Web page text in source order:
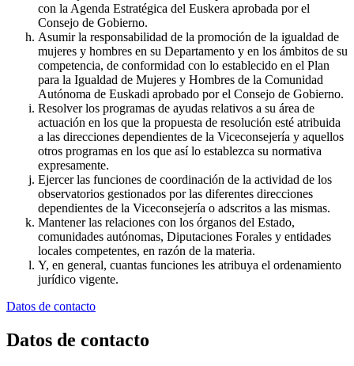
con la Agenda Estratégica del Euskera aprobada por el
Consejo de Gobierno.
Asumir la responsabilidad de la promoción de la igualdad de
mujeres y hombres en su Departamento y en los ámbitos de su
competencia, de conformidad con lo establecido en el Plan
para la Igualdad de Mujeres y Hombres de la Comunidad
Autónoma de Euskadi aprobado por el Consejo de Gobierno.
Resolver los programas de ayudas relativos a su área de
actuación en los que la propuesta de resolución esté atribuida
a las direcciones dependientes de la Viceconsejería y aquellos
otros programas en los que así lo establezca su normativa
expresamente.
Ejercer las funciones de coordinación de la actividad de los
observatorios gestionados por las diferentes direcciones
dependientes de la Viceconsejería o adscritos a las mismas.
Mantener las relaciones con los órganos del Estado,
comunidades autónomas, Diputaciones Forales y entidades
locales competentes, en razón de la materia.
Y, en general, cuantas funciones les atribuya el ordenamiento
jurídico vigente.
Datos de contacto
Datos de contacto